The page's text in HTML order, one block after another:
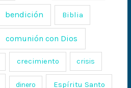
bendición Biblia
comunión con Dios
crecimiento crisis
dinero Espíritu Santo